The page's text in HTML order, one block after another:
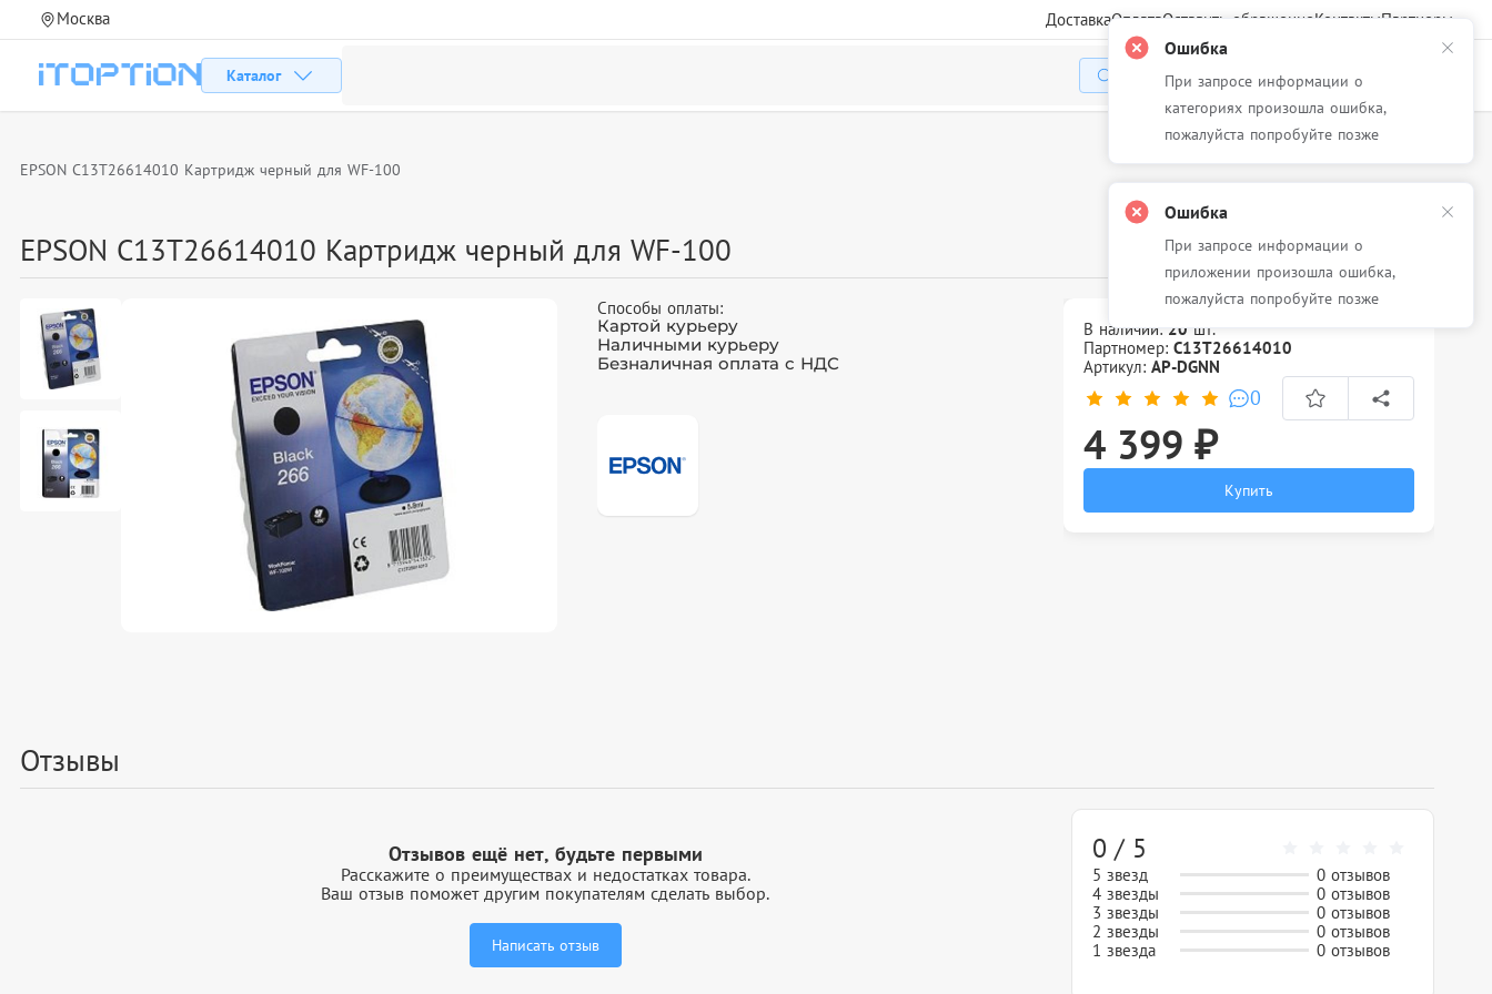
Москва ДоставкаОплатаОставить обращениеКонтактыПартнеры
Каталог
Избранное Корзина
EPSON C13T26614010 Картридж черный для WF-100
EPSON C13T26614010 Картридж черный для WF-100
Способы оплаты:
Картой курьеру
Наличными курьеру
Безналичная оплата с НДС
В наличии: 20 шт.
Партномер: C13T26614010
Артикул: AP-DGNN
0
4 399 ₽
Купить
Отзывы
Отзывов ещё нет, будьте первыми
Расскажите о преимуществах и недостатках товара.
Ваш отзыв поможет другим покупателям сделать выбор.
Написать отзыв
0 / 5
5 звезд
0 отзывов
4 звезды
0 отзывов
3 звезды
0 отзывов
2 звезды
0 отзывов
1 звезда
0 отзывов
Ошибка
При запросе информации о
категориях произошла ошибка,
пожалуйста попробуйте позже
Ошибка
При запросе информации о
приложении произошла ошибка,
пожалуйста попробуйте позже